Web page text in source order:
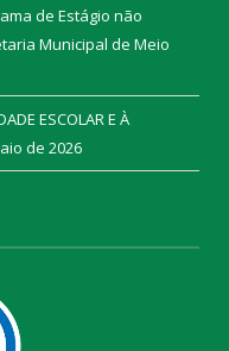
de Estágio não
Municipal de Meio
ESCOLAR E À
de 2026